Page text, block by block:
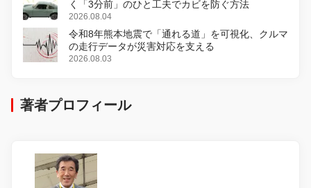
く「3分前」のひと工夫でカビを防ぐ方法
2026.08.04
令和8年熊本地震で「通れる道」を可視化、クルマ
の走行データが災害対応を支える
2026.08.03
著者プロフィール